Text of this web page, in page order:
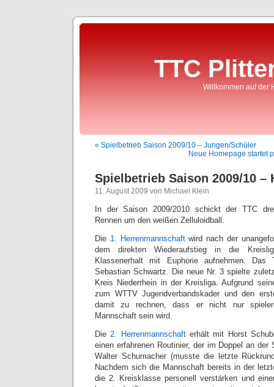
TTC
Willkommen auf der
« Spielbetrieb Saison 2009/10 – Jungen/Schüler
Neue Homepage startet
Spielbetrieb Saison 2009/10 –
11. August 2009 von Michael Klein
In der Saison 2009/2010 schickt der TTC
Rennen um den weißen Zelluloidball.
Die 1. Herrenmannschaftwird nach der
dem direkten Wiederaufstieg in die
Klassenerhalt mit Euphorie aufnehmen.
Sebastian Schwartz. Die neue Nr. 3 spielte
Kreis Niederrhein in der Kreisliga. Aufgrund
zum WTTV Jugendverbandskader und den
damit zu rechnen, dass er nicht nur
Mannschaft sein wird.
Die2. Herrenmannschafterhält mit Horst
einen erfahrenen Routinier, der im Doppel an der
Walter Schumacher (musste die letzte
Nachdem sich die Mannschaft bereits in der
die 2. Kreisklasse personell verstärken und